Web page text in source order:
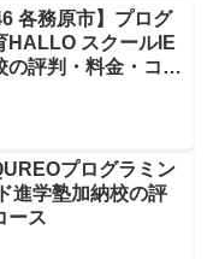
各務原市】プログ
HALLO スクールIE
の評判・料金・コー
プログラミン
進学塾加納校の評
ース